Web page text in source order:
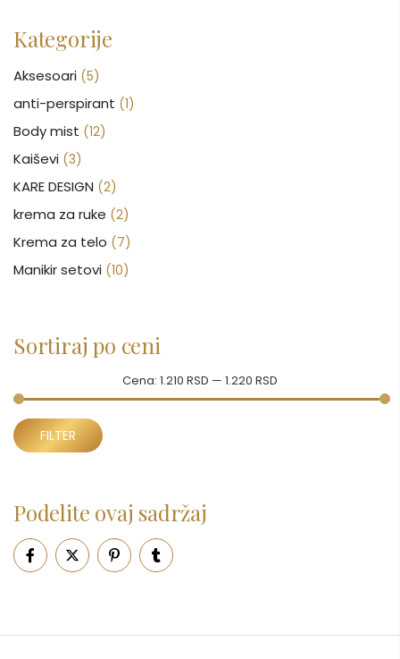
Kategorije
Aksesoari (5)
anti-perspirant (1)
Body mist (12)
Kaiševi (3)
KARE DESIGN (2)
krema za ruke (2)
Krema za telo (7)
Manikir setovi (10)
Nega lica (88)
Neseseri
Novčanici (43)
Pepe Jeans Ranac (10)
Piling za telo (3)
Putni program (50)
Šminka (187)
Sortiraj po ceni
FILTER
Cena: 1.210 RSD — 1.220 RSD
Podelite ovaj sadržaj